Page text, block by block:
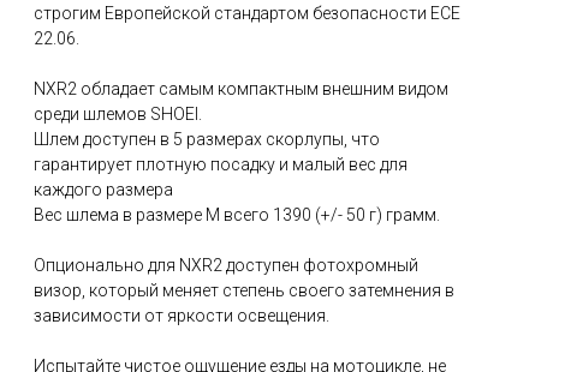
строгим Европейской стандартом безопасности ECE
22.06.
NXR2 обладает самым компактным внешним видом
среди шлемов SHOEI.
Шлем доступен в 5 размерах скорлупы, что
гарантирует плотную посадку и малый вес для
каждого размера
Вес шлема в размере M всего 1390 (+/- 50 г) грамм.
Опционально для NXR2 доступен фотохромный
визор, который меняет степень своего затемнения в
зависимости от яркости освещения.
Испытайте чистое ощущение езды на мотоцикле, не